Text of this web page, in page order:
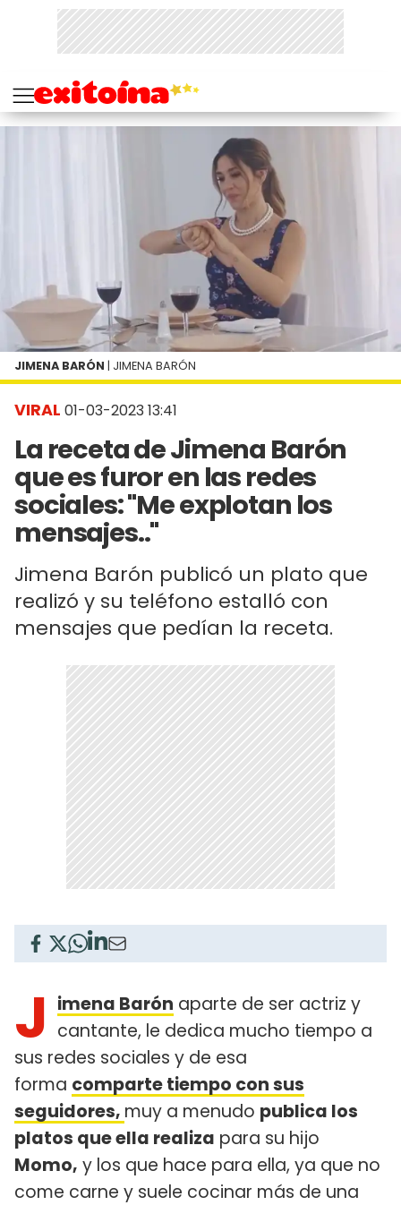
VIRAL 01-03-2023 13:41
La receta de Jimena Barón
que es furor en las redes
sociales: "Me explotan los
mensajes.."
Jimena Barón publicó un plato que
realizó y su teléfono estalló con
mensajes que pedían la receta.
JIMENA BARÓN | JIMENA BARÓN
J imena Barón aparte de ser actriz y
cantante, le dedica mucho tiempo a
sus redes sociales y de esa
forma comparte tiempo con sus
seguidores, muy a menudo publica los
platos que ella realiza para su hijo
Momo, y los que hace para ella, ya que no
come carne y suele cocinar más de una